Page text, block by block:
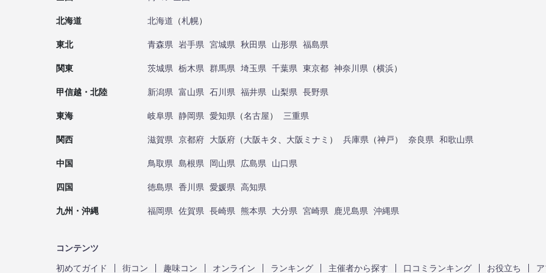
北海道 北海道 （札幌）
東北 青森県 岩手県 宮城県 秋田県 山形県 福島県
関東 茨城県 栃木県 群馬県 埼玉県 千葉県 東京都 神奈川県 （横浜）
甲信越・北陸 新潟県 富山県 石川県 福井県 山梨県 長野県
東海 岐阜県 静岡県 愛知県 （名古屋） 三重県
関西 滋賀県 京都府 大阪府 （大阪キタ 大阪ミナミ ） 兵庫県 （神戸） 奈良県 和歌山県
中国 鳥取県 島根県 岡山県 広島県 山口県
四国 徳島県 香川県 愛媛県 高知県
九州・沖縄 福岡県 佐賀県 長崎県 熊本県 大分県 宮崎県 鹿児島県 沖縄県
コンテンツ
初めてガイド
街コン 趣味コン オンライン ランキング 主催者から探す 口コミランキング お役立ち